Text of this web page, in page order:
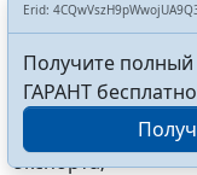
относительную
продукции (курс
полнота
экспорта;
Erid:
Получите полный
ГАРАНТ